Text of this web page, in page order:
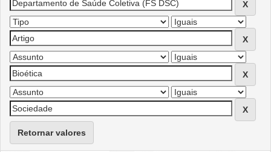
Retornar valores